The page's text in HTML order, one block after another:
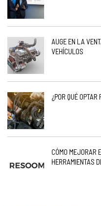
AUGE EN LA
VEHÍCULOS
¿POR QUÉ
CÓMO MEJORAR
HERRAMIENTAS